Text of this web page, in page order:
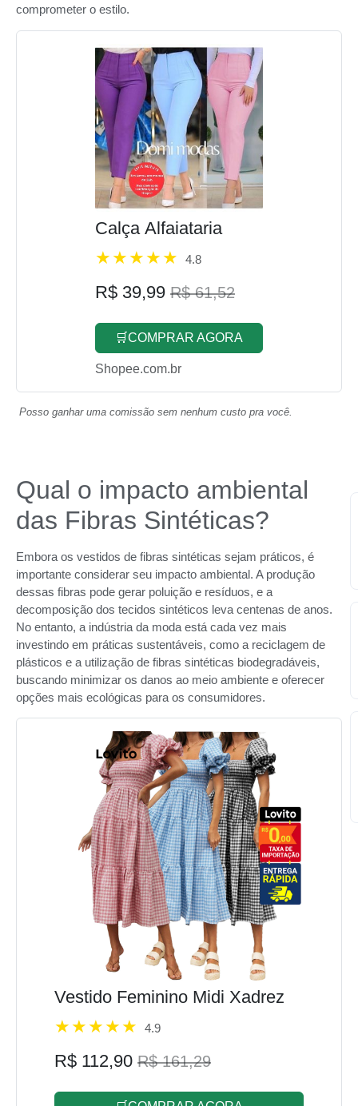
comprometer o estilo.
Calça Alfaiataria
4.8
R$ 39,99 R$ 61,52
🛒COMPRAR AGORA
Shopee.com.br
Posso ganhar uma comissão sem nenhum custo pra você.
Qual o impacto ambiental
das Fibras Sintéticas?
Embora os vestidos de fibras sintéticas sejam práticos, é
importante considerar seu impacto ambiental. A produção
dessas fibras pode gerar poluição e resíduos, e a
decomposição dos tecidos sintéticos leva centenas de anos.
No entanto, a indústria da moda está cada vez mais
investindo em práticas sustentáveis, como a reciclagem de
plásticos e a utilização de fibras sintéticas biodegradáveis,
buscando minimizar os danos ao meio ambiente e oferecer
opções mais ecológicas para os consumidores.
Vestido Feminino Midi Xadrez
4.9
R$ 112,90 R$ 161,29